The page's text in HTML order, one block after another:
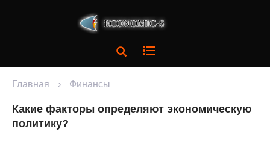
Главная › Финансы
Какие факторы определяют экономическую
политику?